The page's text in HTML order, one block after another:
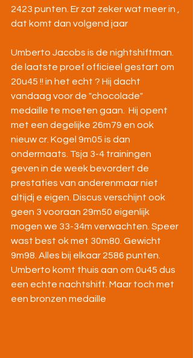
2423 punten. Er zat zeker wat meer in ,
dat komt dan volgend jaar
Umberto Jacobs is de nightshiftman.
de laatste proef officieel gestart om
20u45 !! in het echt ? Hij dacht
vandaag voor de "chocolade"
medaille te moeten gaan.  Hij opent
met een degelijke 26m79 en ook
nieuw cr. Kogel 9m05 is dan
ondermaats. Tsja 3-4 trainingen
geven in de week bevordert de
prestaties van anderenmaar niet
altijdj e eigen. Discus verschijnt ook
geen 3 vooraan 29m50 eigenlijk
mogen we 33-34m verwachten. Speer
wast best ok met 30m80. Gewicht
9m98. Alles bij elkaar 2586 punten.
Umberto komt thuis aan om 0u45 dus
een echte nachtshift. Maar toch met
een bronzen medaille